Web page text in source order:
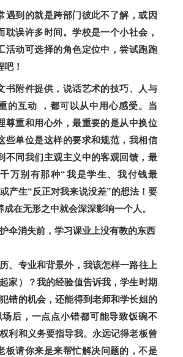
遇到的就是跨部门彼此不了解，或因
耽误许多时间。学校是一个小社会，
活动可选择的角色定位中，尝试跑跑
！
书附件提供，说话艺术的技巧、人与
的互动 ，都可以从中用心感受。当
尊重和用心外，最重要的是从中换位
些单位是这样的要求和规范，我相信
不同我们主观主义中的客观回馈，最
万别有那种“我是学生、我付钱最
产生“反正对我来说没差”的想法！要
成在无形之中就会深深影响一个人。
伞消失前，学习课业上没有教的东西
、专业和背景外，我该怎样一路往上
家）？我的经验值告诉我，学生时期
错的机会，还能得到老师和学长姐的
后，一点点小错都可能导致饭碗不
利和义务要指导我。永远记得老板曾
板请你来是来帮忙解决问题的，不是